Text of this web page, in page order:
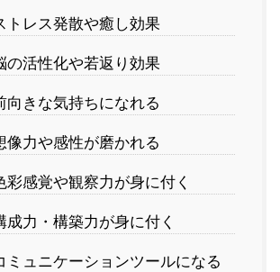
トレス発散や癒し効果
の活性化や若返り効果
向きな気持ちになれる
像力や感性が磨かれる
彩感覚や観察力が身に付く
成力・構築力が身に付く
ミュニケーションツールになる